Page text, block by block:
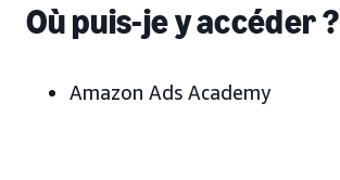
Où puis-je y accéder ?
Amazon Ads Academy